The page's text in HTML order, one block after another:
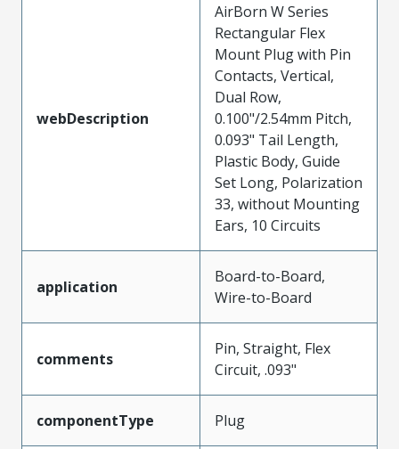
webDescription
AirBorn W Series
Rectangular Flex
Mount Plug with Pin
Contacts, Vertical,
Dual Row,
0.100"/2.54mm Pitch,
0.093" Tail Length,
Plastic Body, Guide
Set Long, Polarization
33, without Mounting
Ears, 10 Circuits
application
Board-to-Board,
Wire-to-Board
comments
Pin, Straight, Flex
Circuit, .093"
componentType Plug